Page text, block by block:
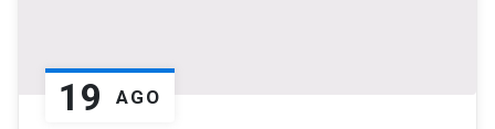
19 AGO